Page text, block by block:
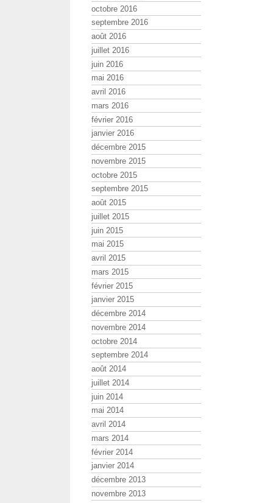
octobre 2016
septembre 2016
août 2016
juillet 2016
juin 2016
mai 2016
avril 2016
mars 2016
février 2016
janvier 2016
décembre 2015
novembre 2015
octobre 2015
septembre 2015
août 2015
juillet 2015
juin 2015
mai 2015
avril 2015
mars 2015
février 2015
janvier 2015
décembre 2014
novembre 2014
octobre 2014
septembre 2014
août 2014
juillet 2014
juin 2014
mai 2014
avril 2014
mars 2014
février 2014
janvier 2014
décembre 2013
novembre 2013